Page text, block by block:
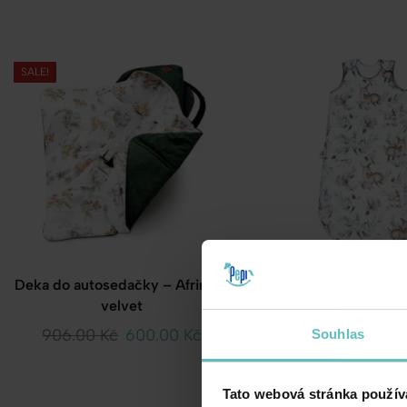
Souhlas
Tato webová stránka
SALE!
Deka do autosedačky – Afrimals
velvet
906.00Kč 600.00 Kč
Groove
621.00